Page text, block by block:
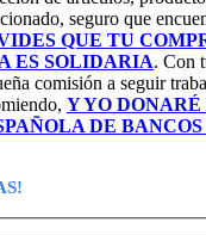
seguro que
QUE TU
ES SOLIDARIA. Con
comisión a seguir
Y YO
DE BANCOS